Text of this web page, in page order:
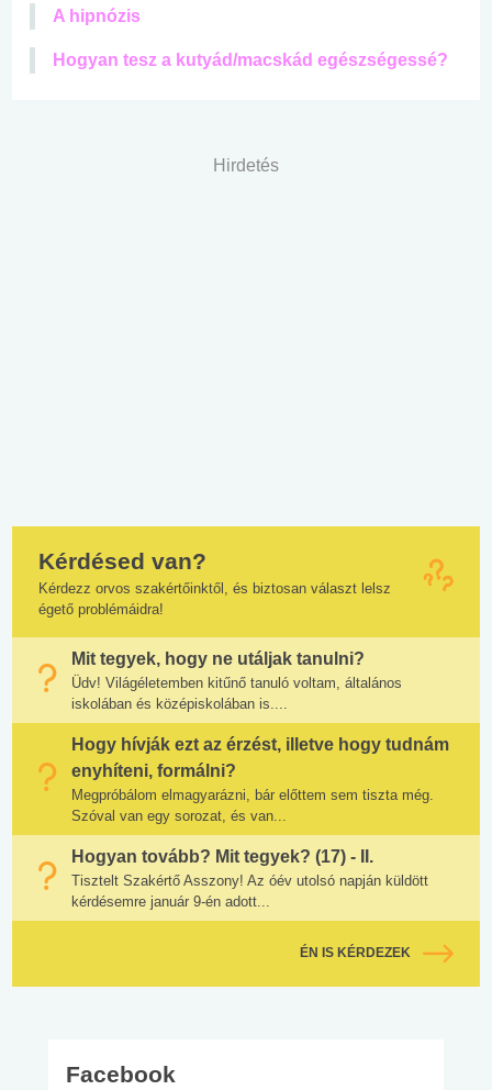
A hipnózis
Hogyan tesz a kutyád/macskád egészségessé?
Hirdetés
Kérdésed van?
Kérdezz orvos szakértőinktől, és biztosan választ lelsz
égető problémáidra!
Mit tegyek, hogy ne utáljak tanulni?
Üdv! Világéletemben kitűnő tanuló voltam, általános
iskolában és középiskolában is....
Hogy hívják ezt az érzést, illetve hogy tudnám
enyhíteni, formálni?
Megpróbálom elmagyarázni, bár előttem sem tiszta még.
Szóval van egy sorozat, és van...
Hogyan tovább? Mit tegyek? (17) - II.
Tisztelt Szakértő Asszony! Az óév utolsó napján küldött
kérdésemre január 9-én adott...
ÉN IS KÉRDEZEK
Facebook